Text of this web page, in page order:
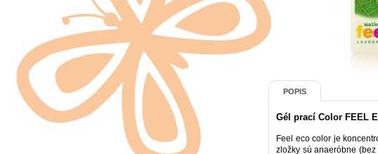
POPIS
Gél prací Color FEEL
Feel eco color je
zložky sú anaeróbne